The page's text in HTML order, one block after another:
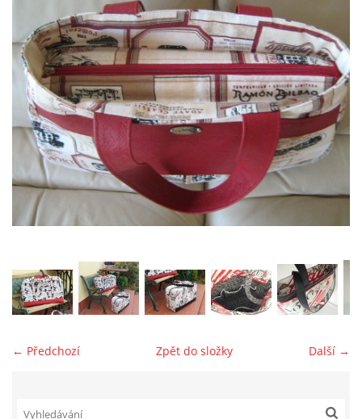
MOJE POSLEDNÍ PRÁCE
jk-laguna@seznam.cz
← Předchozí Další →
Zpět do složky